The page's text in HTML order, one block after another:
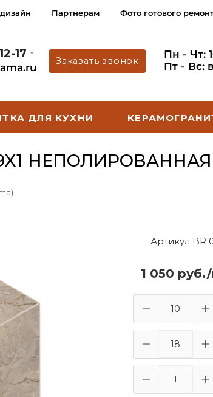
Партнерам Фото готового
17
Заказать звонок
Пн - Чт:
Пт - Вс: в
ДЛЯ КУХНИ
Артикул BR
1 050